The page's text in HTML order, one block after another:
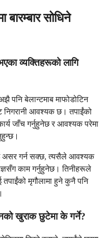
बारम्बार सोधिने
व्यक्तिहरूको लागि
पनि बेलान्टमाब माफोडोटिन
निगरानी आवश्यक छ। तपाईंको
जाँच गर्नुहुनेछ र आवश्यक परेमा
असर गर्न सक्छ, त्यसैले आवश्यक
काम गर्नुहुनेछ। तिनीहरूले
मृगौलामा हुने कुनै पनि
खुराक छुटेमा के गर्ने?